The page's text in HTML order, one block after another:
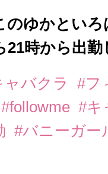
のゆかとい
21時から出
ャバクラ
#フ
#followme #キ
#バニーガ